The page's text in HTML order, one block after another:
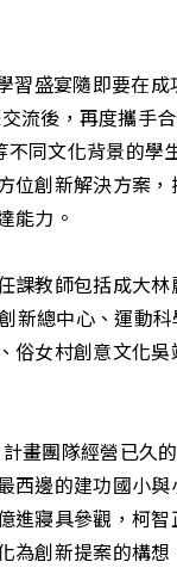
習盛宴隨即要
流後，再度攜手
同文化背景的
創新解決方案
能力。
教師包括成大
新總中心、運動
女村創意文化
畫團隊經營已
邊的建功國小
寢具參觀，柯
創新提案的構